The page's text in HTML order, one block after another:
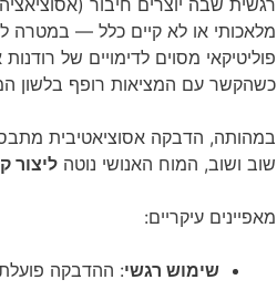
רגשית שבה יוצרים חיבור
מלאכותי או לא קיים כלל — במטרה
פוליטיקאי מסוים לדימויים של
כשהקשר עם המציאות רופף בלשון
במהותה, הדבקה אסוציאטיבית
שוב ושוב, המוח האנושי נוטה ליצור
מאפיינים עיקריים:
שימוש רגשי: ההדבקה